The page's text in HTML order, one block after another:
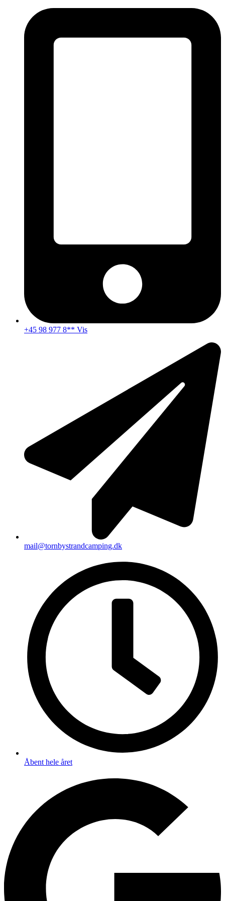
+45 98 977 8** Vis
mail@tornbystrandcamping.dk
Åbent hele året